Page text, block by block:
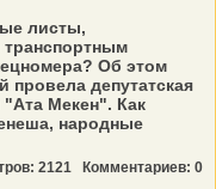
листы,
транспортным
Об этом
провела депутатская
Мекен". Как
народные
2121 Комментариев: 0